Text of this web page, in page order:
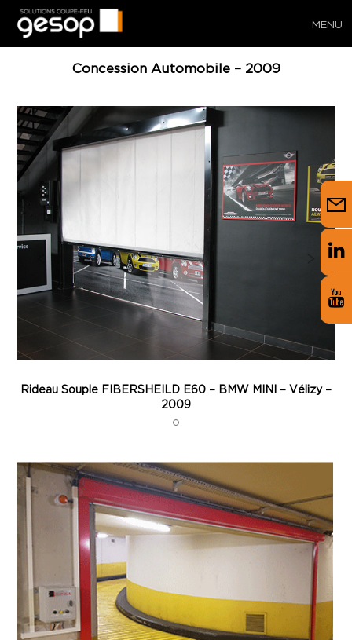
MENU
Concession Automobile – 2009
Rideau Souple FIBERSHEILD E60 – BMW MINI – Vélizy –
2009